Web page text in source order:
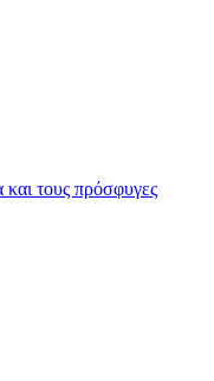
και τους πρόσφυγες